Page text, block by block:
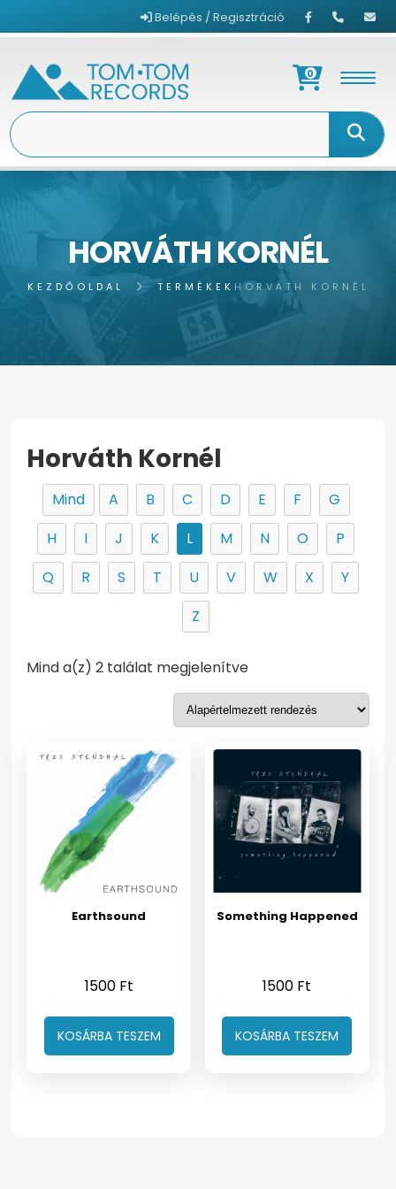
Belépés / Regisztráció
0
HORVÁTH KORNÉL
KEZDŐOLDAL TERMÉKEK HORVÁTH KORNÉL
Horváth Kornél
Mind A B C D E F
G
H
I J K L M N O
P
Q
R S T U V W X
Y
Z
Mind a(z) 2 találat megjelenítve
Earthsound
1500 Ft
KOSÁRBA TESZEM
Something Happened
1500 Ft
KOSÁRBA TESZEM